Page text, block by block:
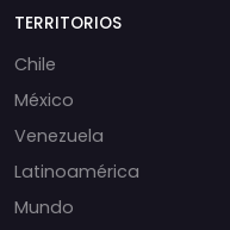
TERRITORIOS
Chile
México
Venezuela
Latinoamérica
Mundo